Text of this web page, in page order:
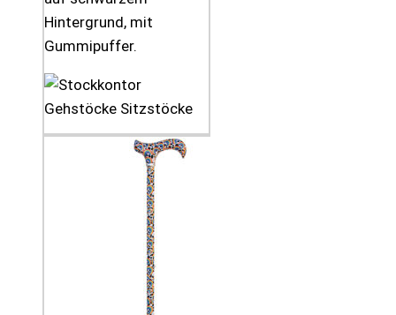
Hintergrund, mit
Gummipuffer.